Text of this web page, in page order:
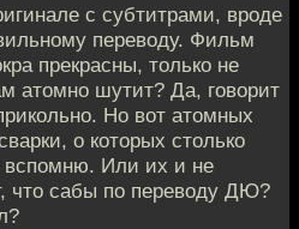
с субтитрами, вроде
переводу. Фильм
прекрасны, только не
атомно шутит? Да, говорит
Но вот атомных
о которых столько
вспомню. Или их и не
что сабы по переводу ДЮ?